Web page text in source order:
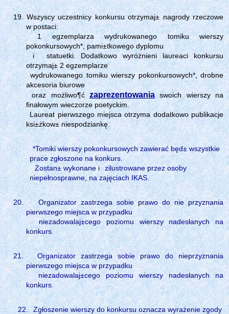
Wszyscy uczestnicy konkursu otrzymaj± nagrody rzeczowe
w postaci:
1 egzemplarza wydrukowanego tomiku wierszy
pokonkursowych*, pami±tkowego dyplomu
i
statuetki. Dodatkowo wyróżnieni laureaci konkursu
otrzymaj± 2 egzemplarze
wydrukowanego tomiku wierszy pokonkursowych*, drobne
akcesoria biurowe
oraz możliwo¶ćzaprezentowania swoich wierszy na
finałowym wieczorze poetyckim.
Laureat pierwszego miejsca otrzyma dodatkowo publikacje
ksi±żkow± niespodziankę.
*Tomiki wierszy pokonkursowych zawierać będ± wszystkie
prace zgłoszone na konkurs.
Zostan± wykonane i
zilustrowane przez osoby
niepełnosprawne, na zajęciach IKAS.
Organizator zastrzega sobie prawo do nie przyznania
pierwszego miejsca w przypadku
niezadowalaj±cego poziomu wierszy nadesłanych na
konkurs.
Organizator zastrzega sobie prawo do nieprzyznania
pierwszego miejsca w przypadku
niezadowalaj±cego poziomu wierszy nadesłanych na
konkurs.
22.
Zgłoszenie wierszy do konkursu oznacza wyrażenie zgody